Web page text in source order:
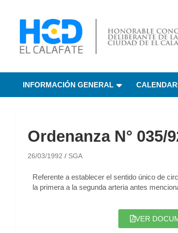
Honorable
Deliberante de El
INFORMACIÓN GENERAL
Ordenanza N° 035/
26/03/1992 SGA
Referente a establecer el sentido único de
la primera a la segunda arteria antes
VER